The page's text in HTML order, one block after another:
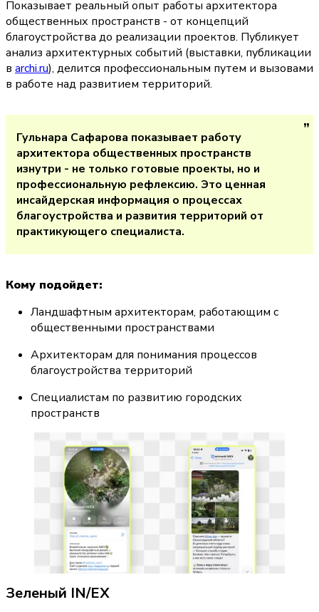
Показывает реальный опыт работы архитектора
общественных пространств - от концепций
благоустройства до реализации проектов. Публикует
анализ архитектурных событий (выставки, публикации
в archi.ru), делится профессиональным путем и вызовами
в работе над развитием территорий.
Гульнара Сафарова показывает работу
архитектора общественных пространств
изнутри - не только готовые проекты, но и
профессиональную рефлексию. Это ценная
инсайдерская информация о процессах
благоустройства и развития территорий от
практикующего специалиста.
Кому подойдет:
Ландшафтным архитекторам, работающим с
общественными пространствами
Архитекторам для понимания процессов
благоустройства территорий
Специалистам по развитию городских
пространств
Зеленый IN/EX